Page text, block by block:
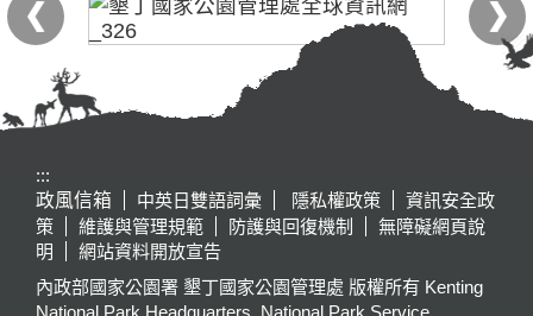
:::
政風信箱
中英日雙語詞彙 隱私權政策
資訊安全政
策
維護與管理規範 防護與回復機制
無障礙網頁說
明
網站資料開放宣告
內政部國家公園署 墾丁國家公園管理處 版權所有 Kenting
National Park Headquarters, National Park Service,